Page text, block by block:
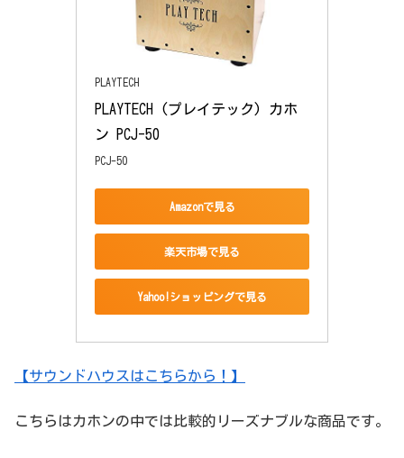
PLAYTECH
PLAYTECH (プレイテック) カホ
ン PCJ-50
PCJ-50
Amazonで見る
楽天市場で見る
Yahoo!ショッピングで見る
【サウンドハウスはこちらから！】
こちらはカホンの中では比較的リーズナブルな商品です。